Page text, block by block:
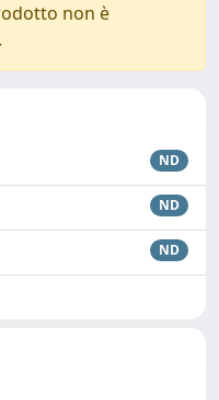
non è
ND
ND
ND